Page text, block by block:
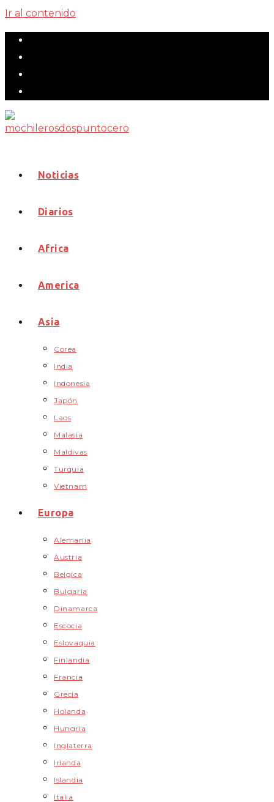
Ir al contenido
Noticias
Diarios
Africa
America
Asia
Corea
India
Indonesia
Japón
Laos
Malasia
Maldivas
Turquia
Vietnam
Europa
Alemania
Austria
Belgica
Bulgaria
Dinamarca
Escocia
Eslovaquia
Finlandia
Francia
Grecia
Holanda
Hungria
Inglaterra
Irlanda
Islandia
Italia